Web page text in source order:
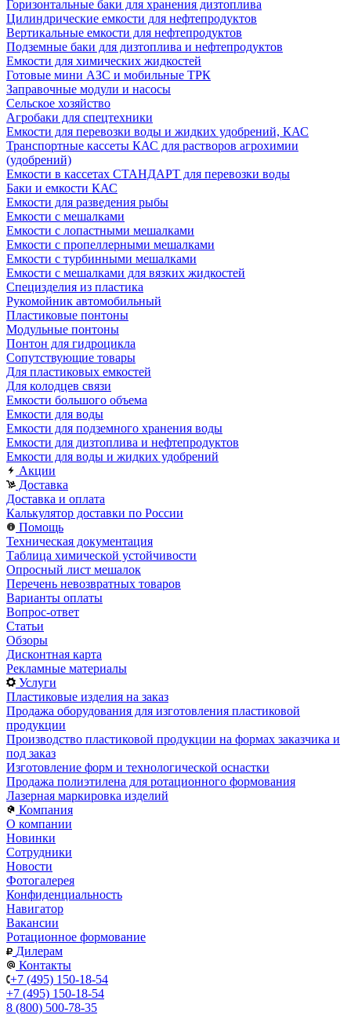
Горизонтальные баки для хранения дизтоплива
Цилиндрические емкости для нефтепродуктов
Вертикальные емкости для нефтепродуктов
Подземные баки для дизтоплива и нефтепродуктов
Емкости для химических жидкостей
Готовые мини АЗС и мобильные ТРК
Заправочные модули и насосы
Сельское хозяйство
Агробаки для спецтехники
Емкости для перевозки воды и жидких удобрений, КАС
Транспортные кассеты КАС для растворов агрохимии
(удобрений)
Емкости в кассетах СТАНДАРТ для перевозки воды
Баки и емкости КАС
Емкости для разведения рыбы
Емкости с мешалками
Емкости с лопастными мешалками
Емкости с пропеллерными мешалками
Емкости с турбинными мешалками
Емкости с мешалками для вязких жидкостей
Специзделия из пластика
Рукомойник автомобильный
Пластиковые понтоны
Модульные понтоны
Понтон для гидроцикла
Сопутствующие товары
Для пластиковых емкостей
Для колодцев связи
Емкости большого объема
Емкости для воды
Емкости для подземного хранения воды
Емкости для дизтоплива и нефтепродуктов
Емкости для воды и жидких удобрений
Акции
Доставка
Доставка и оплата
Калькулятор доставки по России
Помощь
Техническая документация
Таблица химической устойчивости
Опросный лист мешалок
Перечень невозвратных товаров
Варианты оплаты
Вопрос-ответ
Статьи
Обзоры
Дисконтная карта
Рекламные материалы
Услуги
Пластиковые изделия на заказ
Продажа оборудования для изготовления пластиковой
продукции
Производство пластиковой продукции на формах заказчика и
под заказ
Изготовление форм и технологической оснастки
Продажа полиэтилена для ротационного формования
Лазерная маркировка изделий
Компания
О компании
Новинки
Сотрудники
Новости
Фотогалерея
Конфиденциальность
Навигатор
Вакансии
Ротационное формование
Дилерам
Контакты
+7 (495) 150-18-54
+7 (495) 150-18-54
8 (800) 500-78-35